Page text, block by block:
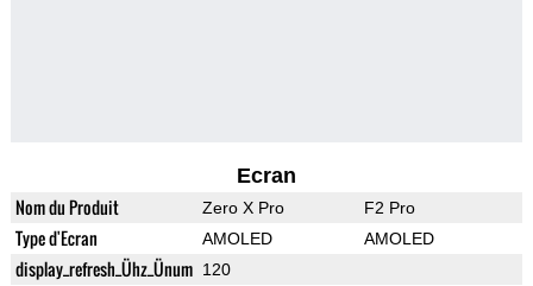
Ecran
Nom du Produit Zero X Pro F2 Pro
Type d'Ecran AMOLED AMOLED
display_refresh_Ühz_Ünum 120